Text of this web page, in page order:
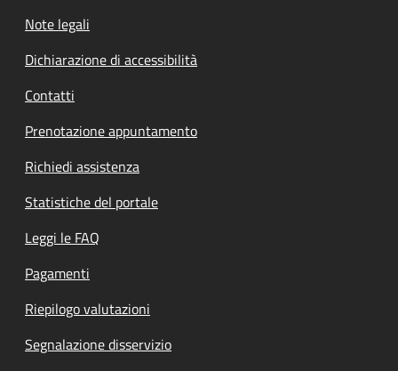
Note legali
Dichiarazione di accessibilità
Contatti
Prenotazione appuntamento
Richiedi assistenza
Statistiche del portale
Leggi le FAQ
Pagamenti
Riepilogo valutazioni
Segnalazione disservizio